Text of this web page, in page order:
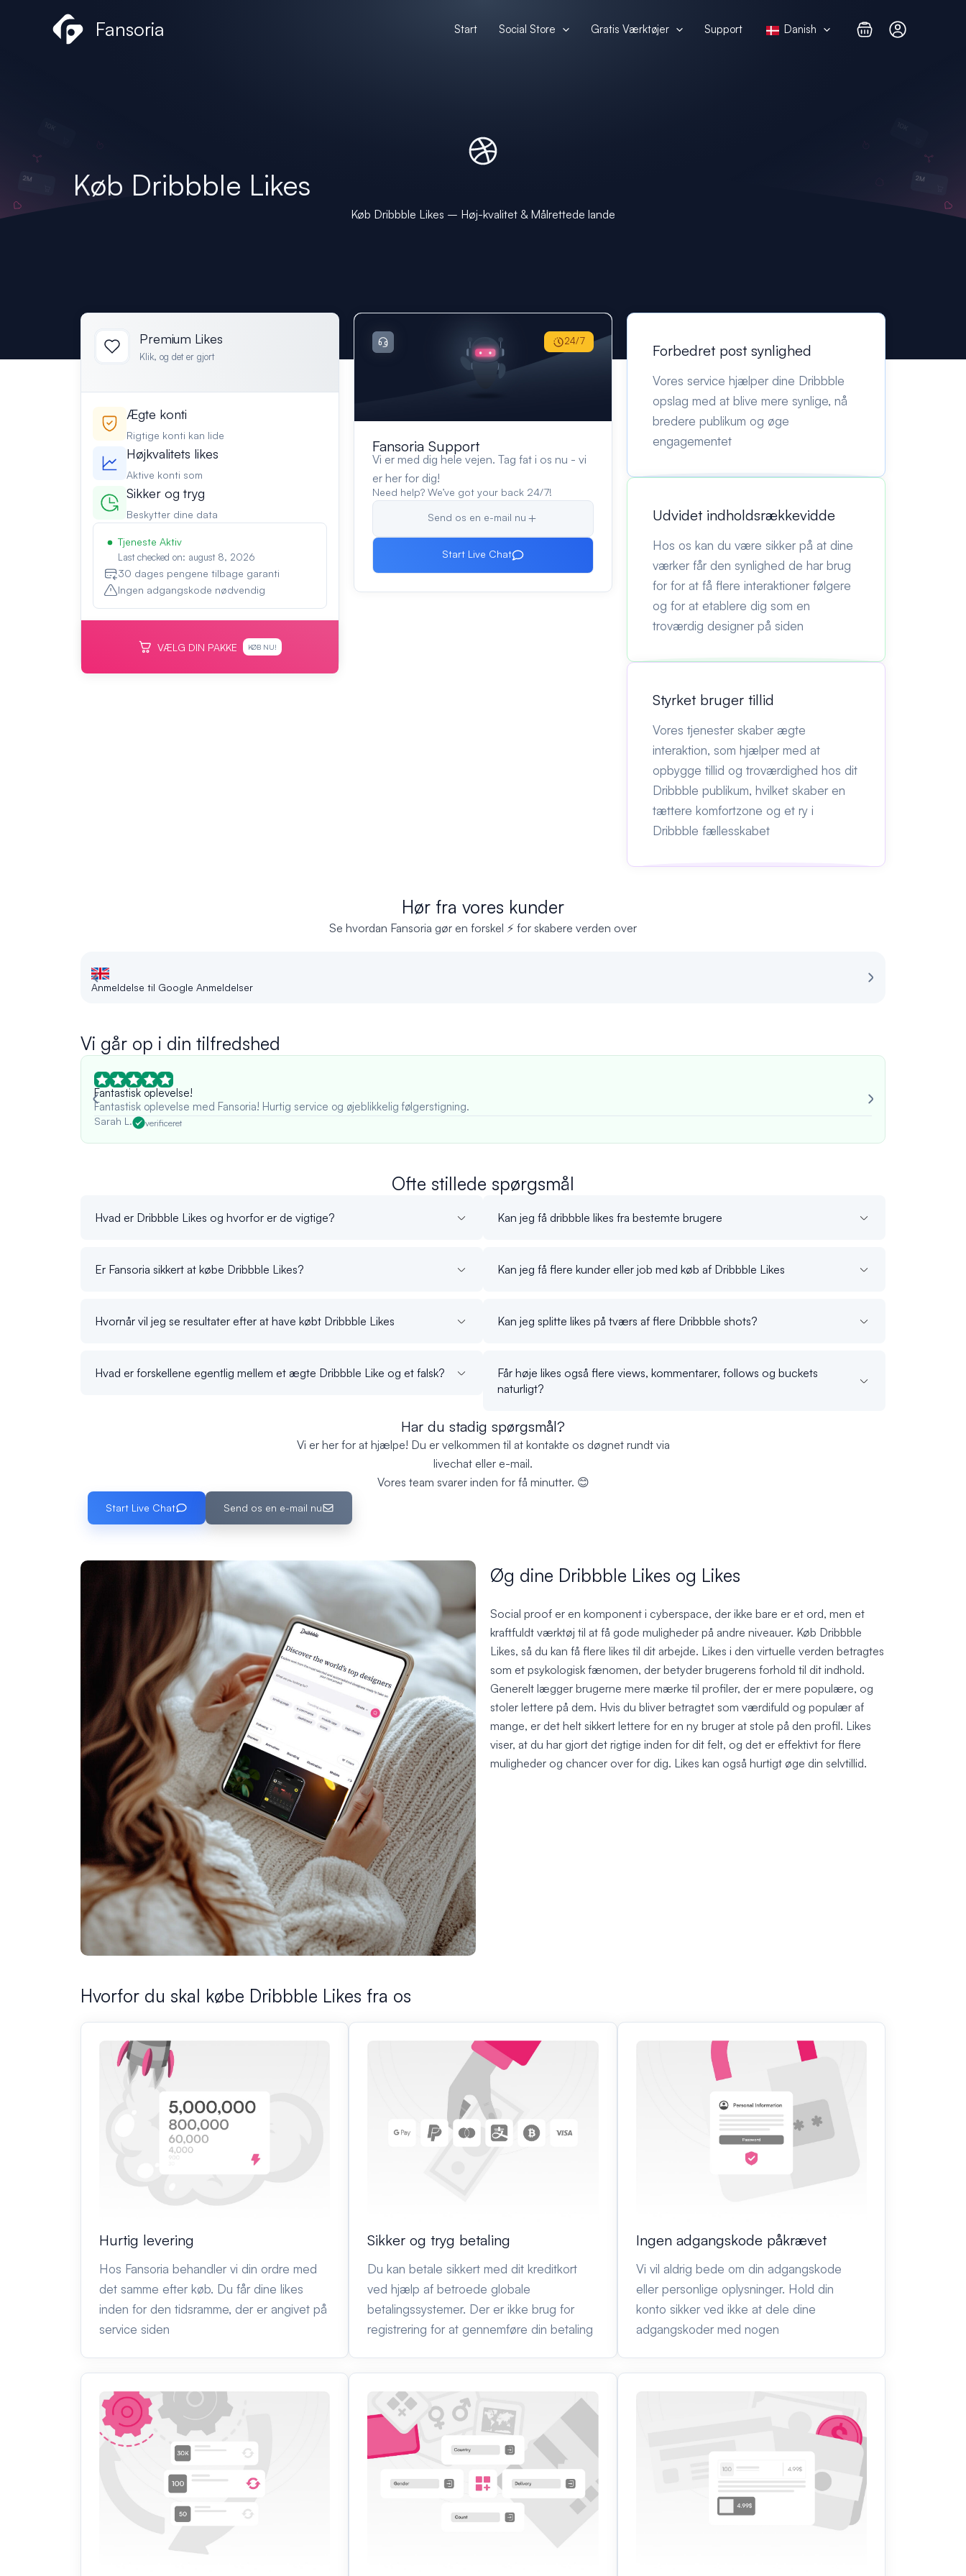
Fansoria Start Social Store Gratis Værktøjer Support Danish
Køb Dribbble Likes
Køb Dribbble Likes – Høj-kvalitet & Målrettede lande
Premium Likes
Klik, og det er gjort
Ægte konti
Rigtige konti kan lide
Højkvalitets likes
Aktive konti som
Sikker og tryg
Beskytter dine data
Tjeneste Aktiv
Last checked on: august 8, 2026
30 dages pengene tilbage garanti
Ingen adgangskode nødvendig
VÆLG DIN PAKKE KØB NU!
Fansoria Support
Vi er med dig hele vejen. Tag fat i os nu - vi
er her for dig!
Need help? We’ve got your back 24/7!
Send os en e-mail nu
Start Live Chat
24/7
Forbedret post synlighed
Vores service hjælper dine Dribbble
opslag med at blive mere synlige, nå
bredere publikum og øge
engagementet
Udvidet indholdsrækkevidde
Hos os kan du være sikker på at dine
værker får den synlighed de har brug
for for at få flere interaktioner følgere
og for at etablere dig som en
troværdig designer på siden
Styrket bruger tillid
Vores tjenester skaber ægte
interaktion, som hjælper med at
opbygge tillid og troværdighed hos dit
Dribbble publikum, hvilket skaber en
tættere komfortzone og et ry i
Dribbble fællesskabet
Hør fra vores kunder
Se hvordan Fansoria gør en forskel ⚡ for skabere verden over
Anmeldelse til Google Anmeldelser
Vi går op i din tilfredshed
Fantastisk oplevelse!
Fantastisk oplevelse med Fansoria! Hurtig service og øjeblikkelig følgerstigning.
Sarah L. verificeret
Ofte stillede spørgsmål
Hvad er Dribbble Likes og hvorfor er de vigtige?
Er Fansoria sikkert at købe Dribbble Likes?
Hvornår vil jeg se resultater efter at have købt Dribbble Likes
Hvad er forskellene egentlig mellem et ægte Dribbble Like og et falsk?
Kan jeg få dribbble likes fra bestemte brugere
Kan jeg få flere kunder eller job med køb af Dribbble Likes
Kan jeg splitte likes på tværs af flere Dribbble shots?
Får høje likes også flere views, kommentarer, follows og buckets
naturligt?
Har du stadig spørgsmål?
Vi er her for at hjælpe! Du er velkommen til at kontakte os døgnet rundt via
livechat eller e-mail.
Vores team svarer inden for få minutter. 😊
Start Live Chat Send os en e-mail nu
Øg dine Dribbble Likes og Likes
Social proof er en komponent i cyberspace, der ikke bare er et ord, men et
kraftfuldt værktøj til at få gode muligheder på andre niveauer. Køb Dribbble
Likes, så du kan få flere likes til dit arbejde. Likes i den virtuelle verden betragtes
som et psykologisk fænomen, der betyder brugerens forhold til dit indhold.
Generelt lægger brugerne mere mærke til profiler, der er mere populære, og
stoler lettere på dem. Hvis du bliver betragtet som værdifuld og populær af
mange, er det helt sikkert lettere for en ny bruger at stole på den profil. Likes
viser, at du har gjort det rigtige inden for dit felt, og det er effektivt for flere
muligheder og chancer over for dig. Likes kan også hurtigt øge din selvtillid.
Hvorfor du skal købe Dribbble Likes fra os
Hurtig levering
Hos Fansoria behandler vi din ordre med
det samme efter køb. Du får dine likes
inden for den tidsramme, der er angivet på
service siden
Sikker og tryg betaling
Du kan betale sikkert med dit kreditkort
ved hjælp af betroede globale
betalingssystemer. Der er ikke brug for
registrering for at gennemføre din betaling
Ingen adgangskode påkrævet
Vi vil aldrig bede om din adgangskode
eller personlige oplysninger. Hold din
konto sikker ved ikke at dele dine
adgangskoder med nogen